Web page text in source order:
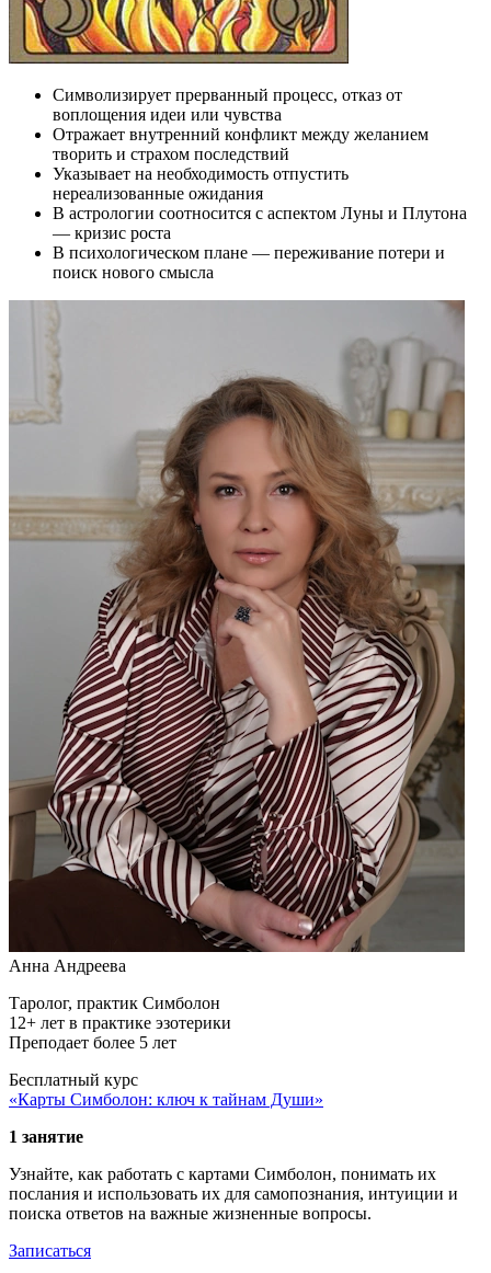
Символизирует прерванный процесс, отказ от
воплощения идеи или чувства
Отражает внутренний конфликт между желанием
творить и страхом последствий
Указывает на необходимость отпустить
нереализованные ожидания
В астрологии соотносится с аспектом Луны и Плутона
— кризис роста
В психологическом плане — переживание потери и
поиск нового смысла
Анна Андреева
Таролог, практик Симболон
12+ лет в практике эзотерики
Преподает более 5 лет
Бесплатный курс
«Карты Симболон: ключ к тайнам Души»
1 занятие
Узнайте, как работать с картами Симболон, понимать их
послания и использовать их для самопознания, интуиции и
поиска ответов на важные жизненные вопросы.
Записаться